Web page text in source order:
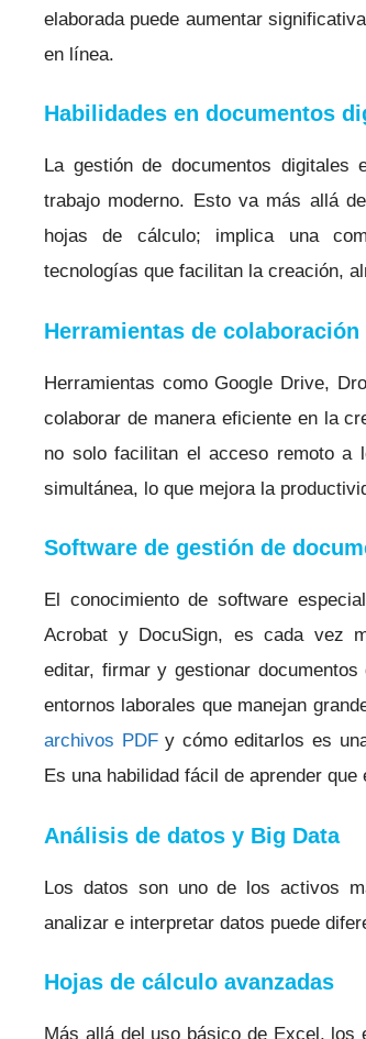
elaborada puede aumentar
en línea.
Habilidades en documentos
La gestión de documentos digitales
trabajo moderno. Esto va más allá
hojas de cálculo; implica una
tecnologías que facilitan la creación,
Herramientas de colaboración
Herramientas como Google Drive,
colaborar de manera eficiente en la
no solo facilitan el acceso remoto a
simultánea, lo que mejora la
Software de gestión de
El conocimiento de software
Acrobat y DocuSign, es cada vez
editar, firmar y gestionar
entornos laborales que manejan
archivos PDFy cómo editarlos es
Es una habilidad fácil de aprender
Análisis de datos y Big Data
Los datos son uno de los activos
analizar e interpretar datos puede
Hojas de cálculo avanzadas
Más allá del uso básico de Excel, los